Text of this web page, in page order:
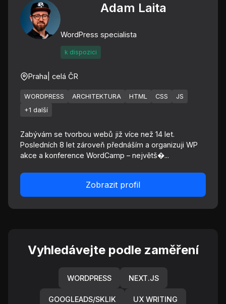
Adam Laita
WordPress specialista
k dispozici
Praha | celá ČR
WORDPRESS ARCHITEKTURA HTML CSS
JS
+1 další
Zabývám se tvorbou webů již více než 14 let.
Posledních 8 let zároveň přednáším a organizuji WP
akce a konference WordCamp – největš�...
Zobrazit profil
Vyhledávejte podle zaměření
WORDPRESS NEXT.JS
GOOGLEADS/SKLIK UX WRITING